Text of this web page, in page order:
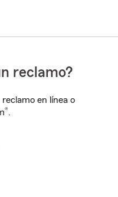
reclamo?
en línea o
®.